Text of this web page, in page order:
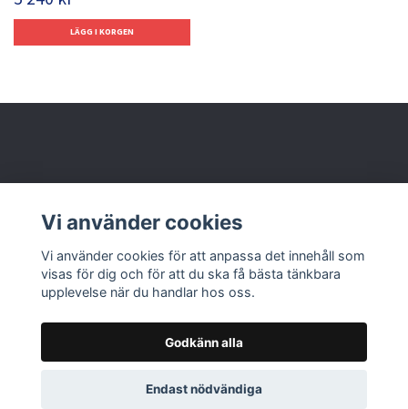
Läs mer
© 2026 Nolbox AB
Vi använder cookies
Vi använder cookies för att anpassa det innehåll som
visas för dig och för att du ska få bästa tänkbara
upplevelse när du handlar hos oss.
Godkänn alla
Endast nödvändiga